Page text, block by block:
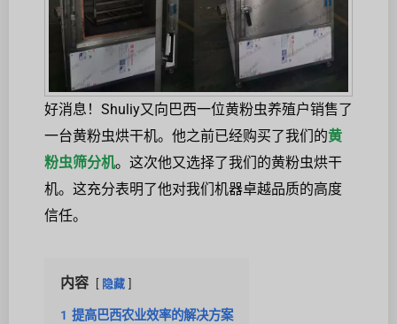
好消息！Shuliy又向巴西一位黄粉虫养殖户销售了
一台黄粉虫烘干机。他之前已经购买了我们的黄
粉虫筛分机。这次他又选择了我们的黄粉虫烘干
机。这充分表明了他对我们机器卓越品质的高度
信任。
内容 隐藏
1 提高巴西农业效率的解决方案